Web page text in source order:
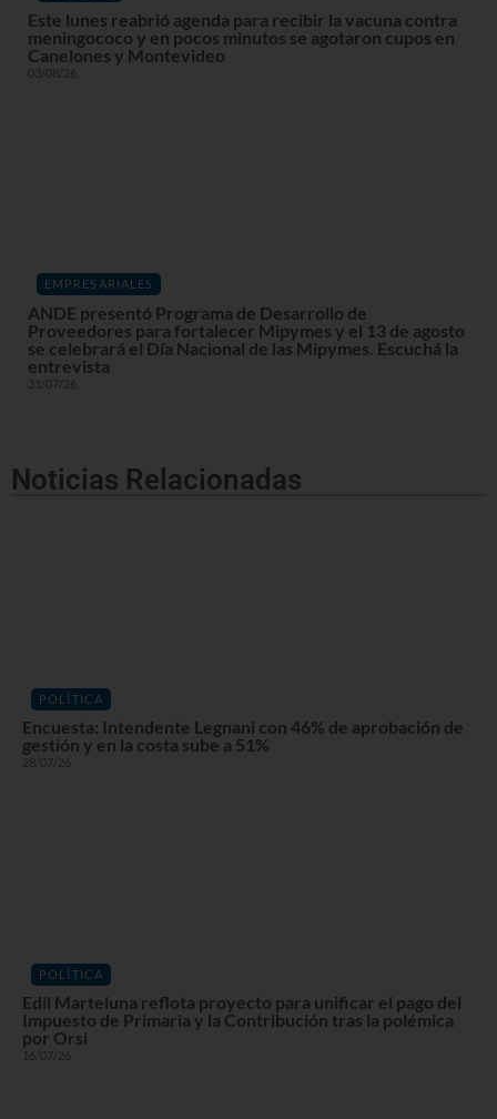
Este lunes reabrió agenda para recibir la vacuna contra
meningococo y en pocos minutos se agotaron cupos en
Canelones y Montevideo
03/08/26
EMPRESARIALES
ANDE presentó Programa de Desarrollo de
Proveedores para fortalecer Mipymes y el 13 de agosto
se celebrará el Día Nacional de las Mipymes. Escuchá la
entrevista
31/07/26
Noticias Relacionadas
POLÍTICA
Encuesta: Intendente Legnani con 46% de aprobación de
gestión y en la costa sube a 51%
28/07/26
POLÍTICA
Edil Marteluna reflota proyecto para unificar el pago del
Impuesto de Primaria y la Contribución tras la polémica
por Orsi
16/07/26